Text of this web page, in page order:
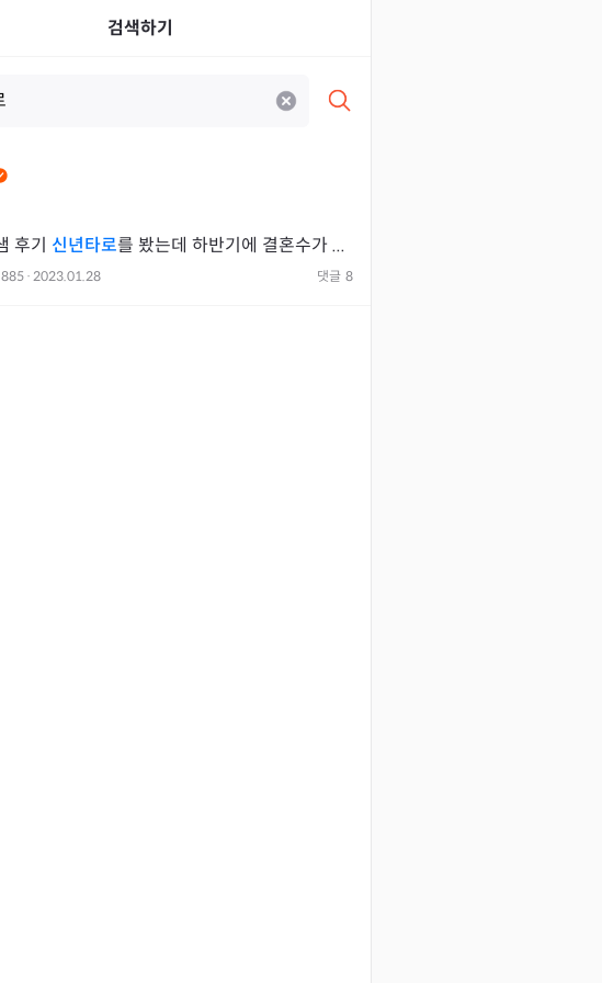
검색하기
ㅇㅇㄱㄹ샘 후기 신년타로 를 봤는데 하반기에 결혼수가 ...
885 · 2023.01.28 댓글 8